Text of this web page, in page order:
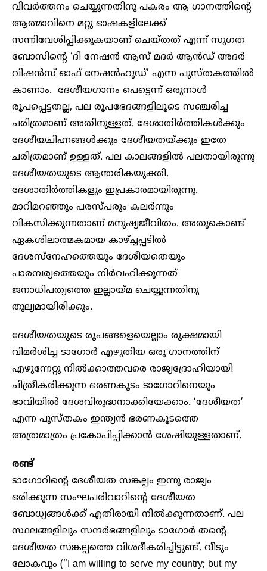
വിവര്‍ത്തനം ചെയ്യുന്നതിനു പകരം ആ ഗാനത്തിന്റെ
ആത്മാവിനെ മറ്റു ഭാഷകളിലേക്ക്
സന്നിവേശിപ്പിക്കുകയാണ് ചെയ്തത് എന്ന് സുഗത
ബോസിന്റെ ‘ദി നേഷൻ ആസ് മദർ ആൻഡ് അദർ
വിഷൻസ് ഓഫ് നേഷൻഹുഡ്’ എന്ന പുസ്തകത്തില്‍
കാണാം. ദേശീയഗാനം പെട്ടെന്ന് ഒരുനാള്‍
രൂപപ്പെട്ടതല്ല, പല രൂപഭേദങ്ങളിലൂടെ സഞ്ചരിച്ച
ചരിത്രമാണ് അതിനുള്ളത്. ദേശാതിര്‍ത്തികള്‍ക്കും
ദേശീയചിഹ്നങ്ങള്‍ക്കും ദേശീയതയ്ക്കും ഇതേ
ചരിത്രമാണ് ഉള്ളത്. പല കാലങ്ങളില്‍ പലതായിരുന്നു
ദേശീയതയുടെ ആന്തരികയുക്തി.
ദേശാതിര്‍ത്തികളും ഇപ്രകാരമായിരുന്നു.
മാറിമറഞ്ഞും പരസ്പരും കലര്‍ന്നും
വികസിക്കുന്നതാണ് മനുഷ്യജീവിതം. അതുകൊണ്ട്
ഏകശിലാത്മകമായ കാഴ്ച്ചപ്പടില്‍
ദേശസ്നേഹത്തെയും ദേശീയതെയും
പാരമ്പര്യത്തെയും നിര്‍വഹിക്കുന്നത്
ജനാധിപത്യത്തെ ഇല്ലായ്മ ചെയ്യുന്നതിനു
തുല്യമായിരിക്കും.
ദേശീയതയൂടെ രൂപങ്ങളെയെല്ലാം രൂക്ഷമായി
വിമര്‍ശിച്ച ടാഗോര്‍ എഴുതിയ ഒരു ഗാനത്തിന്
എഴുന്നേറ്റു നില്‍ക്കാത്തവരെ രാജ്യദ്രോഹിയായി
ചിത്രീകരിക്കുന്ന ഭരണകൂടം ടാഗോറിനെയും
ഭാവിയില്‍ ദേശവിരുദ്ധനാക്കിയേക്കാം. ‘ദേശീയത’
എന്ന പുസ്തകം ഇന്ത്യന്‍ ഭരണകൂടത്തെ
അത്രമാത്രം പ്രകോപിപ്പിക്കാന്‍ ശേഷിയുള്ളതാണ്.
രണ്ട്
ടാഗോറിന്റെ ദേശീയത സങ്കല്പം ഇന്നു രാജ്യം
ഭരിക്കുന്ന സംഘപരിവാറിന്റെ ദേശീയത
ബോധ്യങ്ങള്‍ക്ക് എതിരായി നില്‍ക്കുന്നതാണ്. പല
സ്ഥലങ്ങളിലും സന്ദര്‍ഭങ്ങളിലും ടാഗോര്‍ തന്റെ
ദേശീയത സങ്കല്പത്തെ വിശദീകരിച്ചിട്ടുണ്ട്. വീടും
ലോകവും (“I am willing to serve my country; but my